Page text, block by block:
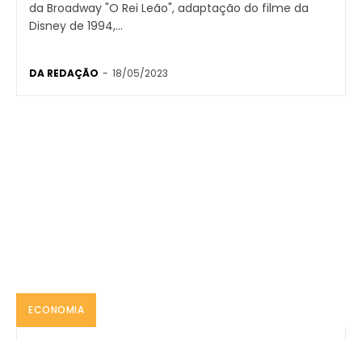
da Broadway "O Rei Leão", adaptação do filme da
Disney de 1994,...
DA REDAÇÃO - 18/05/2023
ECONOMIA